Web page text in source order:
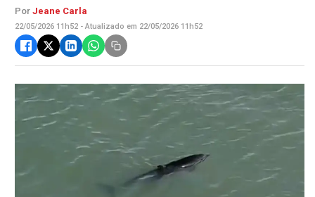
Por Jeane Carla
22/05/2026 11h52 - Atualizado em 22/05/2026 11h52